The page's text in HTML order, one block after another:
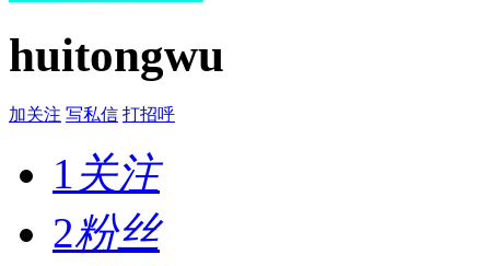
huitongwu
加关注 写私信 打招呼
1 关注
2粉丝